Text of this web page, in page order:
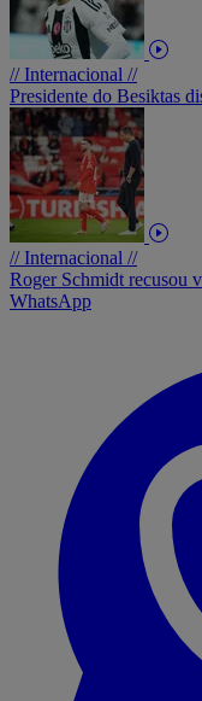
// Internacional //
Presidente do Besiktas
// Internacional //
Roger Schmidt recusou
WhatsApp